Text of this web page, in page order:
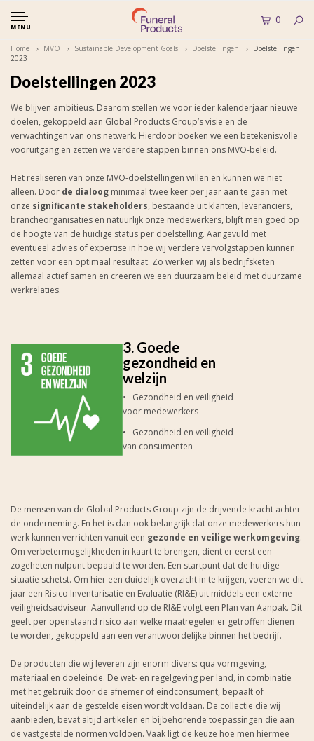
MENU
0
Home MVO Sustainable Development Goals Doelstellingen
Doelstellingen
2023
Doelstellingen 2023
We blijven ambitieus. Daarom stellen we voor ieder kalenderjaar nieuwe
doelen, gekoppeld aan Global Products Group’s visie en de
verwachtingen van ons netwerk. Hierdoor boeken we een betekenisvolle
vooruitgang en zetten we verdere stappen binnen ons MVO-beleid.
Het realiseren van onze MVO-doelstellingen willen en kunnen we niet
alleen. Door de dialoog minimaal twee keer per jaar aan te gaan met
onze significante stakeholders, bestaande uit klanten, leveranciers,
brancheorganisaties en natuurlijk onze medewerkers, blijft men goed op
de hoogte van de huidige status per doelstelling. Aangevuld met
eventueel advies of expertise in hoe wij verdere vervolgstappen kunnen
zetten voor een optimaal resultaat. Zo werken wij als bedrijfsketen
allemaal actief samen en creëren we een duurzaam beleid met duurzame
werkrelaties.
3. Goede
gezondheid en
welzijn
• Gezondheid en veiligheid
voor medewerkers
• Gezondheid en veiligheid
van consumenten
De mensen van de Global Products Group zijn de drijvende kracht achter
de onderneming. En het is dan ook belangrijk dat onze medewerkers hun
werk kunnen verrichten vanuit een gezonde en veilige werkomgeving.
Om verbetermogelijkheden in kaart te brengen, dient er eerst een
zogeheten nulpunt bepaald te worden. Een startpunt dat de huidige
situatie schetst. Om hier een duidelijk overzicht in te krijgen, voeren we dit
jaar een Risico Inventarisatie en Evaluatie (RI&E) uit middels een externe
veiligheidsadviseur. Aanvullend op de RI&E volgt een Plan van Aanpak. Dit
geeft per openstaand risico aan welke maatregelen er getroffen dienen
te worden, gekoppeld aan een verantwoordelijke binnen het bedrijf.
De producten die wij leveren zijn enorm divers: qua vormgeving,
materiaal en doeleinde. De wet- en regelgeving per land, in combinatie
met het gebruik door de afnemer of eindconsument, bepaalt of
uiteindelijk aan de gestelde eisen wordt voldaan. De collectie die wij
aanbieden, bevat altijd artikelen en bijbehorende toepassingen die aan
de vastgestelde normen voldoen. Vaak ligt de keuze hoe men hiermee